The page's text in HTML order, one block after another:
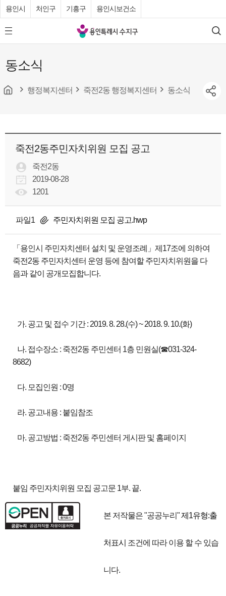
용인시 처인구 기흥구 용인시보건소
모
바
메
뉴
튼
용
인
수
청
검
색
동소식
행정복지센터 죽전2동 행정복지센터 동소식
죽전2동주민자치위원 모집 공고
죽전2동
2019-08-28
1201
파일1 주민자치위원 모집 공고.hwp
「용인시 주민자치센터 설치 및 운영조례」제17조에 의하여
죽전2동 주민자치센터 운영 등에 참여할 주민자치위원을 다
음과 같이 공개모집합니다.
가. 공고 및 접수 기간 : 2019. 8. 28.(수) ~ 2018. 9. 10.(화)
나. 접수장소 : 죽전2동 주민센터 1층 민원실(☎031-324-
8682)
다. 모집인원 : 0명
라. 공고내용 : 붙임참조
마. 공고방법 : 죽전2동 주민센터 게시판 및 홈페이지
붙임 주민자치위원 모집 공고문 1부. 끝.
본 저작물은 "공공누리"제1유형:출
처표시 조건에 따라 이용 할 수 있습
니다.